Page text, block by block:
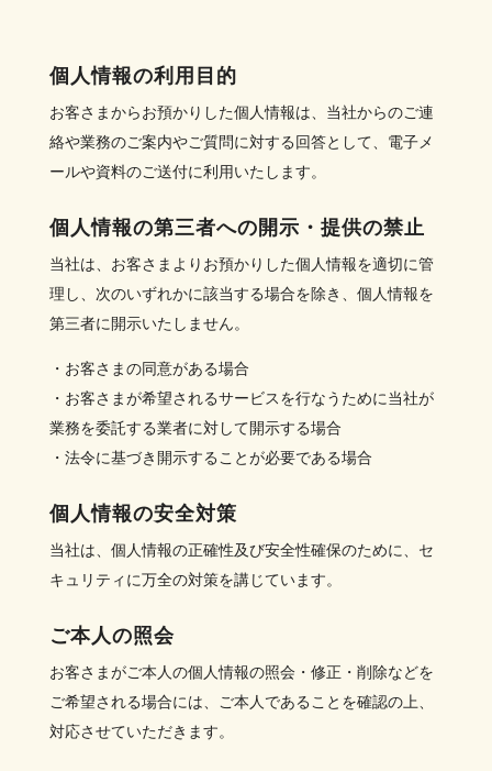
個人情報の利用目的
お客さまからお預かりした個人情報は、当社からのご連
絡や業務のご案内やご質問に対する回答として、電子メ
ールや資料のご送付に利用いたします。
個人情報の第三者への開示・提供の禁止
当社は、お客さまよりお預かりした個人情報を適切に管
理し、次のいずれかに該当する場合を除き、個人情報を
第三者に開示いたしません。
・お客さまの同意がある場合
・お客さまが希望されるサービスを行なうために当社が
業務を委託する業者に対して開示する場合
・法令に基づき開示することが必要である場合
個人情報の安全対策
当社は、個人情報の正確性及び安全性確保のために、セ
キュリティに万全の対策を講じています。
ご本人の照会
お客さまがご本人の個人情報の照会・修正・削除などを
ご希望される場合には、ご本人であることを確認の上、
対応させていただきます。